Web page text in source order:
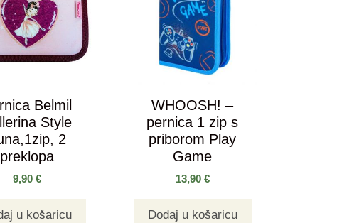
Belmil
Style
2
preklopa
9,90€
u košaricu
WHOOSH! –
pernica 1 zip s
priborom Play
Game
13,90 €
Dodaj u košaricu